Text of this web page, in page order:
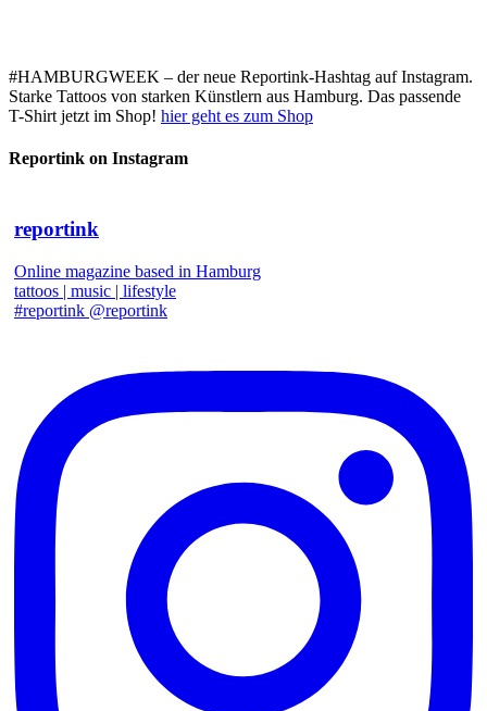
#HAMBURGWEEK – der neue Reportink-Hashtag auf Instagram.
Starke Tattoos von starken Künstlern aus Hamburg. Das passende
T-Shirt jetzt im Shop! hier geht es zum Shop
Reportink on Instagram
reportink
Online magazine based in Hamburg
tattoos | music | lifestyle
#reportink @reportink